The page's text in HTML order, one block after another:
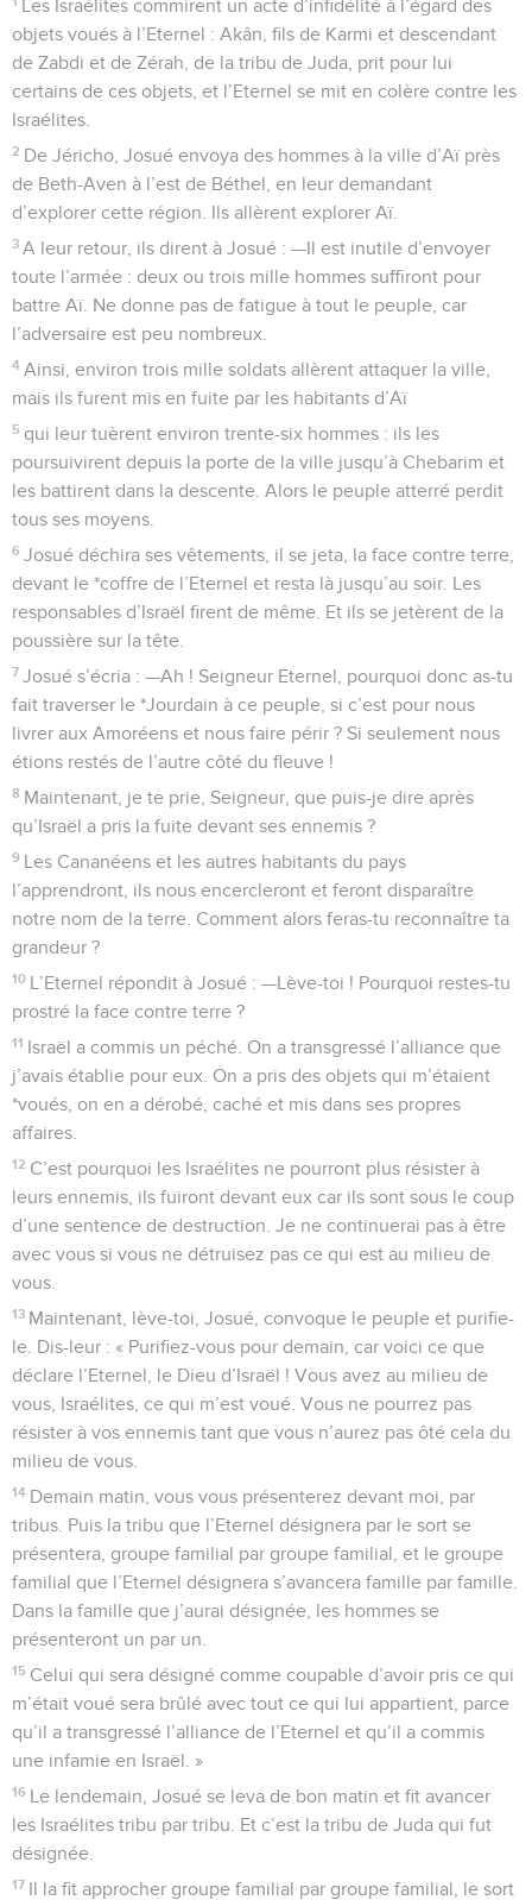
Les Israélites commirent un acte d’infidélité à l’égard des
objets voués à l’Eternel : Akân, fils de Karmi et descendant
de Zabdi et de Zérah, de la tribu de Juda, prit pour lui
certains de ces objets, et l’Eternel se mit en colère contre les
Israélites.
2 De Jéricho, Josué envoya des hommes à la ville d’Aï près
de Beth-Aven à l’est de Béthel, en leur demandant
d’explorer cette région. Ils allèrent explorer Aï.
3 A leur retour, ils dirent à Josué : —Il est inutile d’envoyer
toute l’armée : deux ou trois mille hommes suffiront pour
battre Aï. Ne donne pas de fatigue à tout le peuple, car
l’adversaire est peu nombreux.
4 Ainsi, environ trois mille soldats allèrent attaquer la ville,
mais ils furent mis en fuite par les habitants d’Aï
5 qui leur tuèrent environ trente-six hommes : ils les
poursuivirent depuis la porte de la ville jusqu’à Chebarim et
les battirent dans la descente. Alors le peuple atterré perdit
tous ses moyens.
6 Josué déchira ses vêtements, il se jeta, la face contre terre,
devant le *coffre de l’Eternel et resta là jusqu’au soir. Les
responsables d’Israël firent de même. Et ils se jetèrent de la
poussière sur la tête.
7 Josué s’écria : —Ah ! Seigneur Eternel, pourquoi donc as-tu
fait traverser le *Jourdain à ce peuple, si c’est pour nous
livrer aux Amoréens et nous faire périr ? Si seulement nous
étions restés de l’autre côté du fleuve !
8 Maintenant, je te prie, Seigneur, que puis-je dire après
qu’Israël a pris la fuite devant ses ennemis ?
9 Les Cananéens et les autres habitants du pays
l’apprendront, ils nous encercleront et feront disparaître
notre nom de la terre. Comment alors feras-tu reconnaître ta
grandeur ?
10 L’Eternel répondit à Josué : —Lève-toi ! Pourquoi restes-tu
prostré la face contre terre ?
11 Israël a commis un péché. On a transgressé l’alliance que
j’avais établie pour eux. On a pris des objets qui m’étaient
*voués, on en a dérobé, caché et mis dans ses propres
affaires.
12 C’est pourquoi les Israélites ne pourront plus résister à
leurs ennemis, ils fuiront devant eux car ils sont sous le coup
d’une sentence de destruction. Je ne continuerai pas à être
avec vous si vous ne détruisez pas ce qui est au milieu de
vous.
13 Maintenant, lève-toi, Josué, convoque le peuple et purifie-
le. Dis-leur : « Purifiez-vous pour demain, car voici ce que
déclare l’Eternel, le Dieu d’Israël ! Vous avez au milieu de
vous, Israélites, ce qui m’est voué. Vous ne pourrez pas
résister à vos ennemis tant que vous n’aurez pas ôté cela du
milieu de vous.
14 Demain matin, vous vous présenterez devant moi, par
tribus. Puis la tribu que l’Eternel désignera par le sort se
présentera, groupe familial par groupe familial, et le groupe
familial que l’Eternel désignera s’avancera famille par famille.
Dans la famille que j’aurai désignée, les hommes se
présenteront un par un.
15 Celui qui sera désigné comme coupable d’avoir pris ce qui
m’était voué sera brûlé avec tout ce qui lui appartient, parce
qu’il a transgressé l’alliance de l’Eternel et qu’il a commis
une infamie en Israël. »
16 Le lendemain, Josué se leva de bon matin et fit avancer
les Israélites tribu par tribu. Et c’est la tribu de Juda qui fut
désignée.
17 Il la fit approcher groupe familial par groupe familial, le sort